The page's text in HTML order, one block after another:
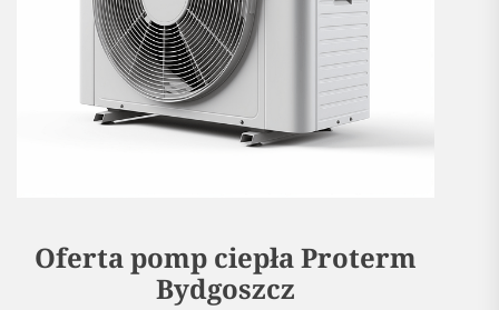
Oferta pomp ciepła Proterm
Bydgoszcz